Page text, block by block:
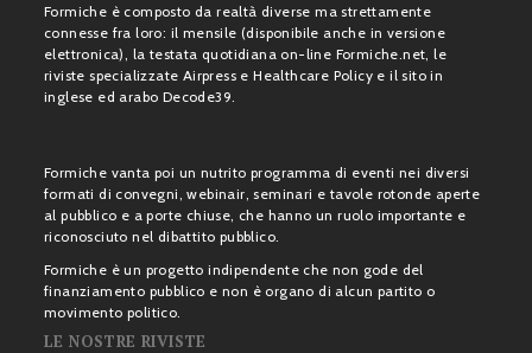
Formiche è composto da realtà diverse ma strettamente
connesse fra loro: il mensile (disponibile anche in versione
elettronica), la testata quotidiana on-line Formiche.net, le
riviste specializzate Airpress e Healthcare Policy e il sito in
inglese ed arabo Decode39.
Formiche vanta poi un nutrito programma di eventi nei diversi
formati di convegni, webinair, seminari e tavole rotonde aperte
al pubblico e a porte chiuse, che hanno un ruolo importante e
riconosciuto nel dibattito pubblico.
Formiche è un progetto indipendente che non gode del
finanziamento pubblico e non è organo di alcun partito o
movimento politico.
LE NOSTRE RIVISTE